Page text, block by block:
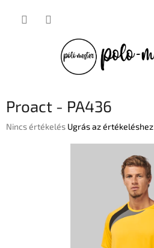
Proact - PA436
A
Nincs értékelés Ugrás az értékeléshez